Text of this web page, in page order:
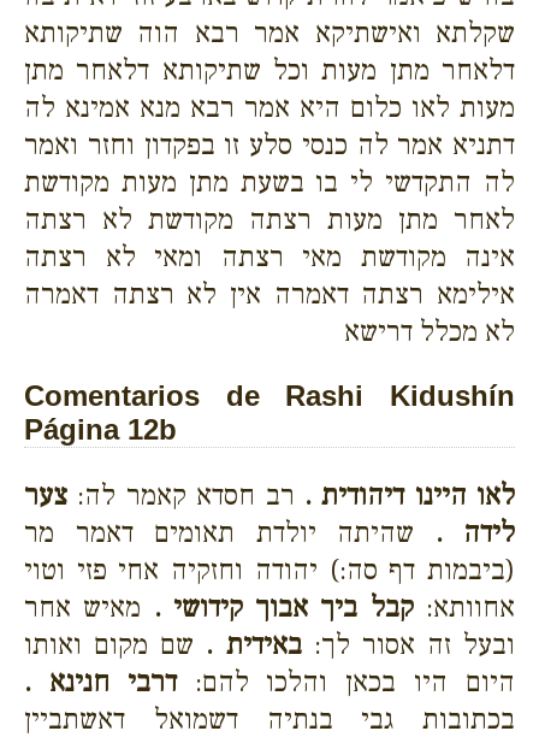
שקלתא ואישתיקא אמר רבא הוה שתיקותא
דלאחר מתן מעות וכל שתיקותא דלאחר מתן
מעות לאו כלום היא אמר רבא מנא אמינא לה
דתניא אמר לה כנסי סלע זו בפקדון וחזר ואמר
לה התקדשי לי בו בשעת מתן מעות מקודשת
לאחר מתן מעות רצתה מקודשת לא רצתה
אינה מקודשת מאי רצתה ומאי לא רצתה
אילימא רצתה דאמרה אין לא רצתה דאמרה
לא מכלל דרישא
Comentarios de Rashi Kidushín
Página 12b
לאו היינו דיהודית . רב חסדא קאמר לה: צער
לידה . שהיתה יולדת תאומים דאמר מר
(ביבמות דף סה:) יהודה וחזקיה אחי פזי וטוי
אחוותא:קבל ביך אבוך קידושי . מאיש אחר
ובעל זה אסור לך:באידית . שם מקום ואותו
היום היו בכאן והלכו להם:דרבי חנינא .
בכתובות גבי בנתיה דשמואל דאשתביין